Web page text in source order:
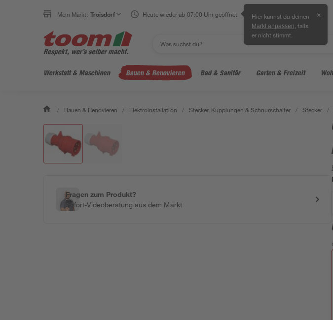
Mein Markt: Troisdorf Heute wieder ab 07:00 Uhr geöffnet Hier kannst du deinen
Markt anpassen , falls
er nicht stimmt.
✕
Werkstatt & Maschinen Bauen & Renovieren Bad & Sanitär Garten & Freizeit
/ Bauen & Renovieren / Elektroinstallation / Stecker, Kupplungen & Schnurschalter / Stecker /
Fragen zum Produkt?
Sofort-Videoberatung aus dem Markt